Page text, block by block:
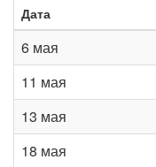
Дата
6 мая
11 мая
13 мая
18 мая